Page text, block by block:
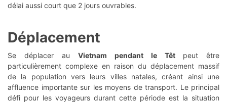
délai aussi court que 2 jours ouvrables.
Déplacement
Se déplacer au Vietnam pendant le Têt peut être
particulièrement complexe en raison du déplacement massif
de la population vers leurs villes natales, créant ainsi une
affluence importante sur les moyens de transport. Le principal
défi pour les voyageurs durant cette période est la situation